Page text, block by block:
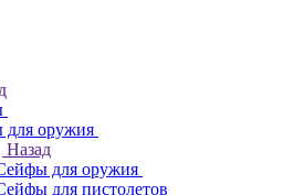
для оружия
Назад
для оружия
для пистолетов